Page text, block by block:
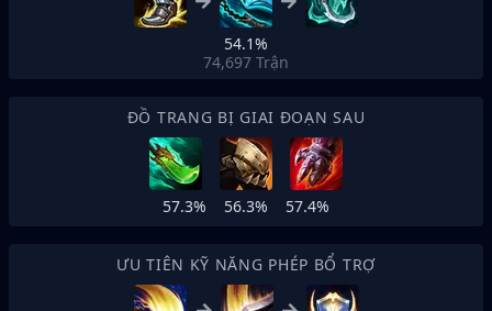
54.1%
74,697 Trận
ĐỒ TRANG BỊ GIAI ĐOẠN SAU
57.3% 56.3% 57.4%
ƯU TIÊN KỸ NĂNG PHÉP BỔ TRỢ